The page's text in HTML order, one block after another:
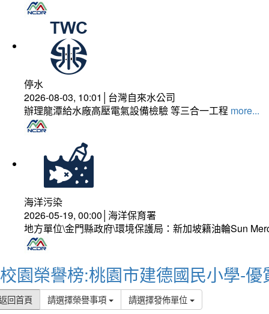
停水
2026-08-03, 10:01│台灣自來水公司
辦理龍潭給水廠高壓電氣設備檢驗 等三合一工程 more...
海洋污染
2026-05-19, 00:00│海洋保育署
地方單位\金門縣政府\環境保護局：新加坡籍油輪Sun
校園榮譽榜:桃園市建德國民小學-優
回首頁 請選擇榮譽事項 請選擇發佈單位